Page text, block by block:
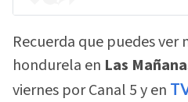
Recuerda que puedes
hondurela en Las
viernes por Canal 5 y en